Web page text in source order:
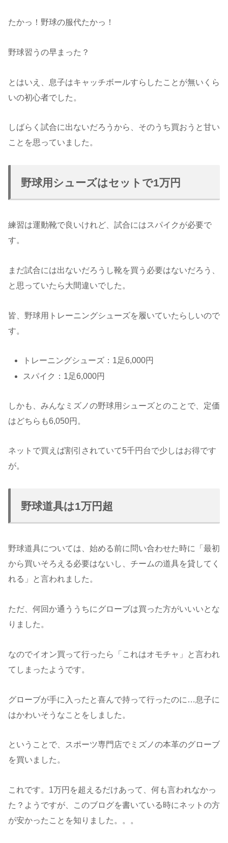
たかっ！野球の服代たかっ！
野球習うの早まった？
とはいえ、息子はキャッチボールすらしたことが無いくら
いの初心者でした。
しばらく試合に出ないだろうから、そのうち買おうと甘い
ことを思っていました。
野球用シューズはセットで1万円
練習は運動靴で良いけれど、試合にはスパイクが必要で
す。
まだ試合には出ないだろうし靴を買う必要はないだろう、
と思っていたら大間違いでした。
皆、野球用トレーニングシューズを履いていたらしいので
す。
トレーニングシューズ：1足6,000円
スパイク：1足6,000円
しかも、みんなミズノの野球用シューズとのことで、定価
はどちらも6,050円。
ネットで買えば割引されていて5千円台で少しはお得です
が。
野球道具は1万円超
野球道具については、始める前に問い合わせた時に「最初
から買いそろえる必要はないし、チームの道具を貸してく
れる」と言われました。
ただ、何回か通ううちにグローブは買った方がいいいとな
りました。
なのでイオン買って行ったら「これはオモチャ」と言われ
てしまったようです。
グローブが手に入ったと喜んで持って行ったのに…息子に
はかわいそうなことをしました。
ということで、スポーツ専門店でミズノの本革のグローブ
を買いました。
これです。1万円を超えるだけあって、何も言われなかっ
た？ようですが、このブログを書いている時にネットの方
が安かったことを知りました。。。